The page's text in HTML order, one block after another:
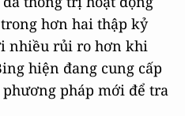
hơn hai thập kỷ
nhiều rủi ro hơn khi
hiện đang cung cấp
pháp mới để tra